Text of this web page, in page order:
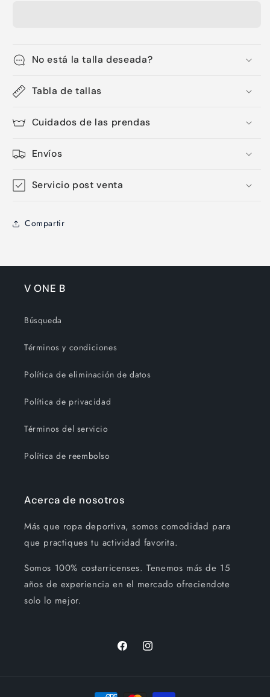
No está la talla deseada?
Tabla de tallas
Cuidados de las prendas
Envíos
Servicio post venta
Compartir
V ONE B
Búsqueda
Términos y condiciones
Política de eliminación de datos
Política de privacidad
Términos del servicio
Política de reembolso
Acerca de nosotros
Más que ropa deportiva, somos comodidad para
que practiques tu actividad favorita.
Somos 100% costarricenses. Tenemos más de 15
años de experiencia en el mercado ofreciendote
solo lo mejor.
FacebookInstagram
Formas